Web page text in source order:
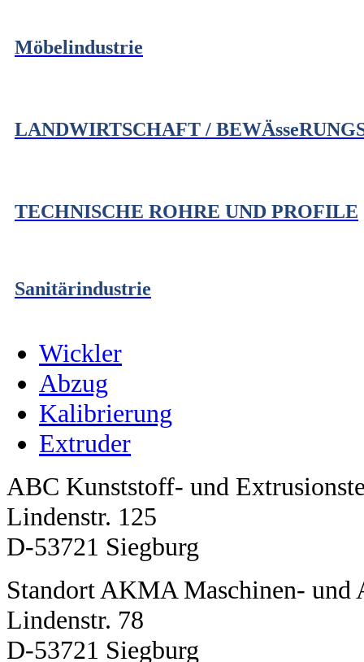
Möbelindustrie
LANDWIRTSCHAFT /
TECHNISCHE ROHRE UND PROFILE
Sanitärindustrie
Wickler
Abzug
Kalibrierung
Extruder
ABC Kunststoff- und
Lindenstr. 125
D-53721 Siegburg
Standort AKMA Maschinen- und
Lindenstr. 78
D-53721 Siegburg